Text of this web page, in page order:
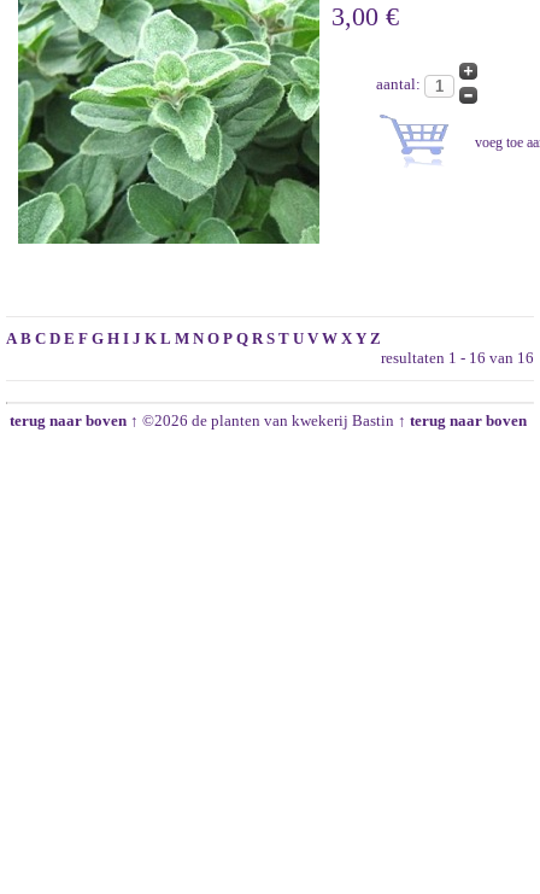
3,00 €
aantal:
A B C D E F G H I J K L M N O P Q R S T U V W X Y Z
resultaten 1 - 16 van 16
terug naar boven ↑ ©2026 de planten van kwekerij Bastin ↑ terug naar boven